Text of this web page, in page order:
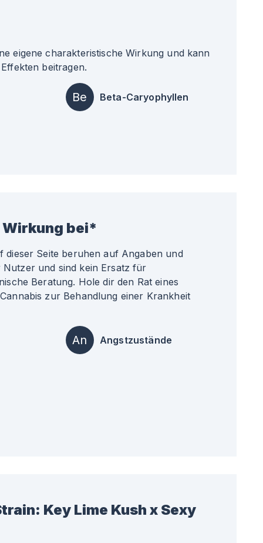
eigene charakteristische Wirkung und kann
beitragen.
Be Beta-Caryophyllen
bei*
dieser Seite beruhen auf Angaben und
und sind kein Ersatz für
Beratung. Hole dir den Rat eines
zur Behandlung einer Krankheit
An Angstzustände
Key Lime Kush x Sexy